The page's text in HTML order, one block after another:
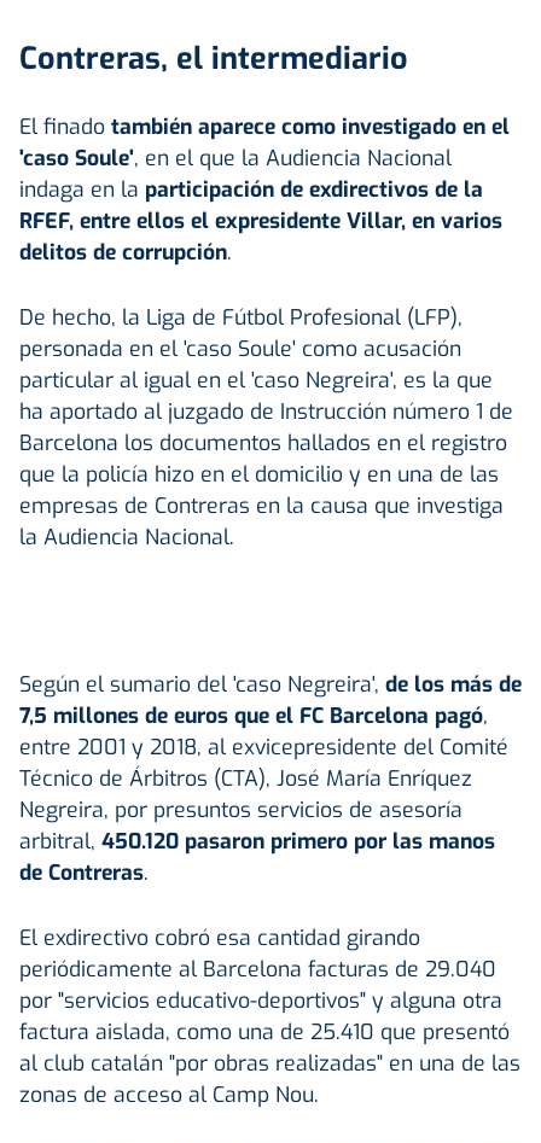
Contreras, el intermediario
El finado también aparece como investigado en el
'caso Soule', en el que la Audiencia Nacional
indaga en la participación de exdirectivos de la
RFEF, entre ellos el expresidente Villar, en varios
delitos de corrupción.
De hecho, la Liga de Fútbol Profesional (LFP),
personada en el 'caso Soule' como acusación
particular al igual en el 'caso Negreira', es la que
ha aportado al juzgado de Instrucción número 1 de
Barcelona los documentos hallados en el registro
que la policía hizo en el domicilio y en una de las
empresas de Contreras en la causa que investiga
la Audiencia Nacional.
Según el sumario del 'caso Negreira', de los más de
7,5 millones de euros que el FC Barcelona pagó,
entre 2001 y 2018, al exvicepresidente del Comité
Técnico de Árbitros (CTA), José María Enríquez
Negreira, por presuntos servicios de asesoría
arbitral, 450.120 pasaron primero por las manos
de Contreras.
El exdirectivo cobró esa cantidad girando
periódicamente al Barcelona facturas de 29.040
por "servicios educativo-deportivos" y alguna otra
factura aislada, como una de 25.410 que presentó
al club catalán "por obras realizadas" en una de las
zonas de acceso al Camp Nou.